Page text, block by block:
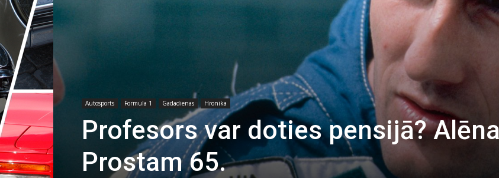
Autosports Formula 1 Gadadienas Hronika
Profesors var doties pensijā?
Prostam 65.